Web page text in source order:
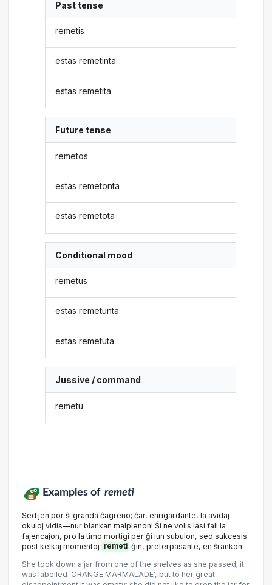
Past tense
remetis
estas remetinta
estas remetita
Future tense
remetos
estas remetonta
estas remetota
Conditional mood
remetus
estas remetunta
estas remetuta
Jussive / command
remetu
Examples of remeti
Sed jen por ŝi granda ĉagreno; ĉar, enrigardante, la avidaj
okuloj vidis—nur blankan malplenon! Ŝi ne volis lasi fali la
fajencaĵon, pro la timo mortigi per ĝi iun subulon, sed sukcesis
post kelkaj momentoj remeti ĝin, preterpasante, en ŝrankon.
She took down a jar from one of the shelves as she passed; it
was labelled 'ORANGE MARMALADE', but to her great